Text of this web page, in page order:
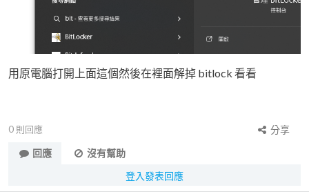
用原電腦打開上面這個然後在裡面解掉 bitlock 看看
0 則回應
分享
回應
沒有幫助
登入發表回應